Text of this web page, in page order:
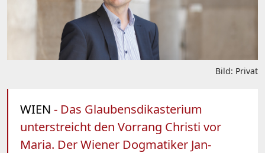
Bild: Privat
WIEN - Das Glaubensdikasterium
unterstreicht den Vorrang Christi vor
Maria. Der Wiener Dogmatiker Jan-